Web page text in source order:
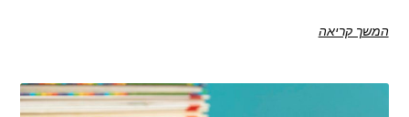
המשך קריאה